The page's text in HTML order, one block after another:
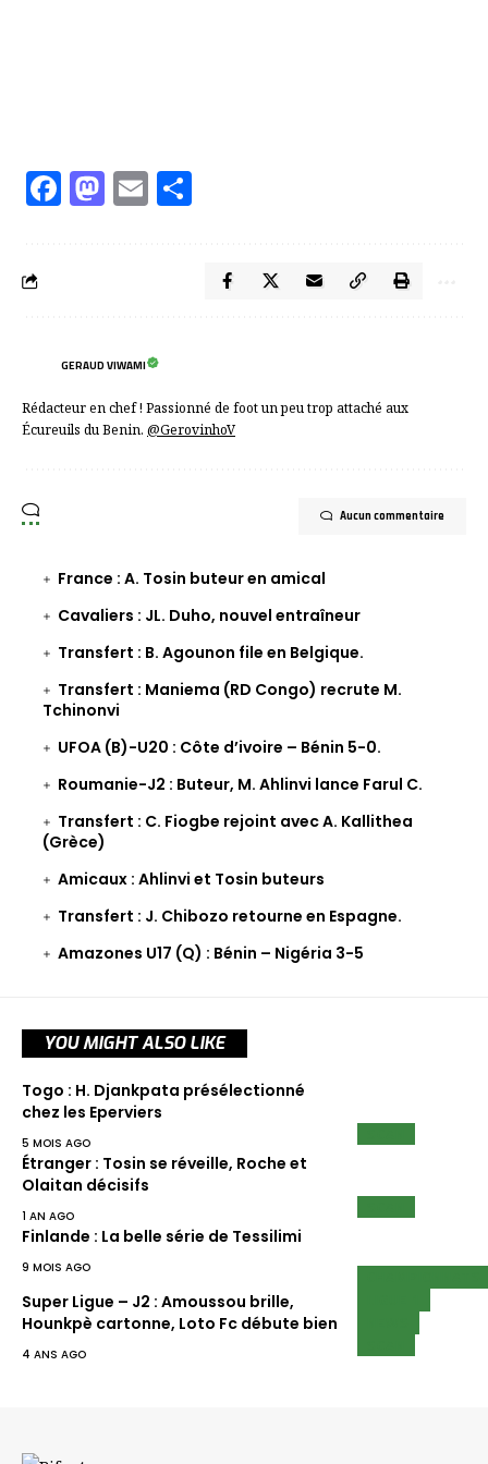
Facebook
Mastodon
Email
GERAUD VIWAMI
Rédacteur en chef ! Passionné de foot un peu trop attaché aux
Écureuils du Benin. @GerovinhoV
Aucun commentaire
France : A. Tosin buteur en amical
Cavaliers : JL. Duho, nouvel entraîneur
Transfert : B. Agounon file en Belgique.
Transfert : Maniema (RD Congo) recrute M.
Tchinonvi
UFOA (B)-U20 : Côte d’ivoire – Bénin 5-0.
Roumanie-J2 : Buteur, M. Ahlinvi lance Farul C.
Transfert : C. Fiogbe rejoint avec A. Kallithea
(Grèce)
Amicaux : Ahlinvi et Tosin buteurs
Transfert : J. Chibozo retourne en Espagne.
Amazones U17 (Q) : Bénin – Nigéria 3-5
YOU MIGHT ALSO LIKE
Togo : H. Djankpata présélectionné
chez les Eperviers
5 MOIS AGO
Étranger : Tosin se réveille, Roche et
Olaitan décisifs
1 AN AGO
Finlande : La belle série de Tessilimi
9 MOIS AGO
Super Ligue – J2 : Amoussou brille,
Hounkpè cartonne, Loto Fc débute bien
4 ANS AGO